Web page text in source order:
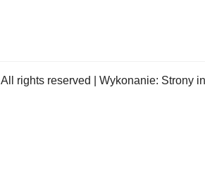
All rights reserved | Wykonanie: Strony